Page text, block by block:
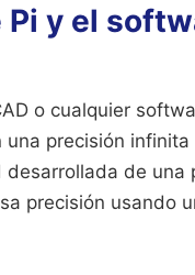
y el
o cualquier
precisión
de una
precisión usando